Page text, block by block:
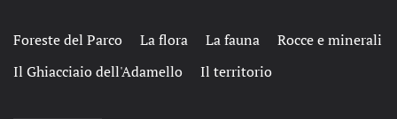
Foreste del Parco La flora La fauna
Rocce e minerali
Il Ghiacciaio dell'Adamello
Il territorio